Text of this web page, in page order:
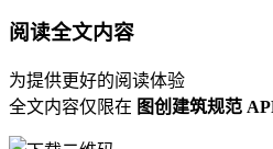
阅读全文内容
为提供更好的阅读体验
全文内容仅限在 图创建筑规范